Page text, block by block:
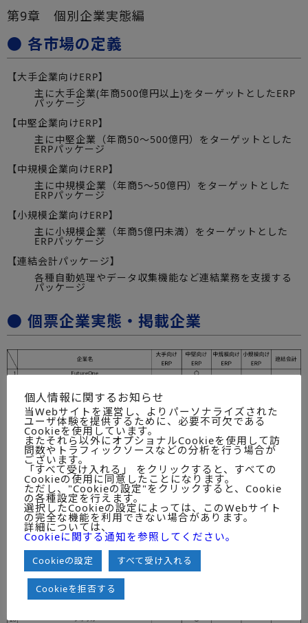
第9章 個別企業実態編
● 各市場の定義
【大手企業向けERP】
主に大手企業(年商500億円以上)をターゲットとしたERP
パッケージ
【中堅企業向けERP】
主に中堅企業（年商50～500億円）をターゲットとした
ERPパッケージ
【中規模企業向けERP】
主に中規模企業（年商5～50億円）をターゲットとした
ERPパッケージ
【小規模企業向けERP】
主に小規模企業（年商5億円未満）をターゲットとした
ERPパッケージ
【連結会計パッケージ】
各種自動処理やデータ収集機能など連結業務を支援する
パッケージ
● 個票企業実態・掲載企業
個人情報に関するお知らせ
当Webサイトを運営し、よりパーソナライズされた
ユーザ体験を提供するために、必要不可欠である
Cookieを使用しています。
またそれら以外にオプショナルCookieを使用して訪
問数やトラフィックソースなどの分析を行う場合が
ございます。
「すべて受け入れる」 をクリックすると、すべての
Cookieの使用に同意したことになります。
ただし、"Cookieの設定"をクリックすると、Cookie
の各種設定を行えます。
選択したCookieの設定によっては、このWebサイト
の完全な機能を利用できない場合があります。
詳細については、
Cookieに関する通知を参照してください。
Cookieの設定 すべて受け入れる
Cookieを拒否する